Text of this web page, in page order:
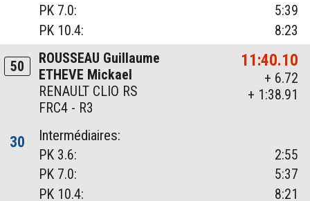
PK 7.0:
5:39
PK 10.4:
8:23
50
ROUSSEAU Guillaume
ETHEVE Mickael
RENAULT CLIO RS
FRC4 - R3
11:40.10
+ 6.72
+ 1:38.91
30
Intermédiaires:
PK 3.6:
2:55
PK 7.0:
5:37
PK 10.4:
8:21